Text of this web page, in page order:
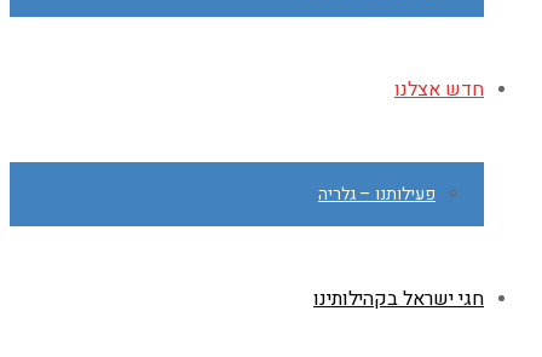
חדש אצלנו
פעילותנו – גלריה
חגי ישראל בקהילותינו